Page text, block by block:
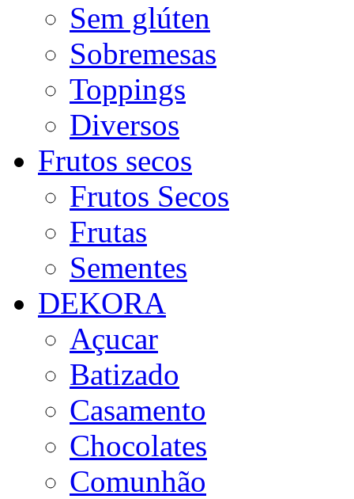
Sem glúten
Sobremesas
Toppings
Diversos
Frutos secos
Frutos Secos
Frutas
Sementes
DEKORA
Açucar
Batizado
Casamento
Chocolates
Comunhão